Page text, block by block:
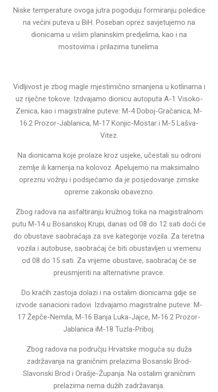
Niske temperature ovoga jutra pogoduju formiranju poledice
na većini puteva u BiH. Poseban oprez savjetujemo na
dionicama u višim planinskim predjelima, kao i na
mostovima i prilazima tunelima.
Vidljivost je zbog magle mjestimično smanjena u kotlinama i
uz riječne tokove. Izdvajamo dionicu autoputa A-1 Visoko-
Zenica, kao i magistralne puteve: M-4 Doboj-Gračanica, M-
16.2 Prozor-Jablanica, M-17 Konjic-Mostar i M-5 Lašva-
Vitez.
Na dionicama koje prolaze kroz usjeke, učestali su odroni
zemlje ili kamenja na kolovoz. Apelujemo na maksimalno
opreznu vožnju i podsjećamo da je posjedovanje zimske
opreme zakonski obavezno.
Zbog radova na asfaltiranju kružnog toka na magistralnom
putu M-14 u Bosanskoj Krupi, danas od 08 do 12 sati doći će
do obustave saobraćaja za sve kategorije vozila. Za teretna
vozila i autobuse, saobraćaj će biti obustavljen u vremenu
od 08 do 15 sati. Za vrijeme obustave, saobraćaj će se
preusmjeriti na alternativne pravce.
Do kraćih zastoja dolazi i na ostalim dionicama gdje se
izvode sanacioni radovi. Izdvajamo magistralne puteve: M-
17 Žepče-Nemila, M-16 Banja Luka-Jajce, M-16.2 Prozor-
Jablanica iM-18 Tuzla-Priboj.
Zbog radova na području Hrvatske moguća su duža
zadržavanja na graničnim prelazima Bosanski Brod-
Slavonski Brod i Orašje-Županja. Na ostalim graničnim
prelazima nema dužih zadržavanja.